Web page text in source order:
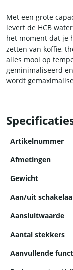
Met een grote
levert de HCB
het moment dat je
zetten van koffie,
alles mooi op
geminimaliseerd
wordt
De eenvoudige
watertemperatuur
warmte houden,
voorzien van
kun je met een
betrouwbaar en
De waterboiler is
hoogwaardige
Artikelnummer
Afmetingen
Gewicht
Aan/uit
Aansluitwaarde
Aantal stekkers
Aanvullende